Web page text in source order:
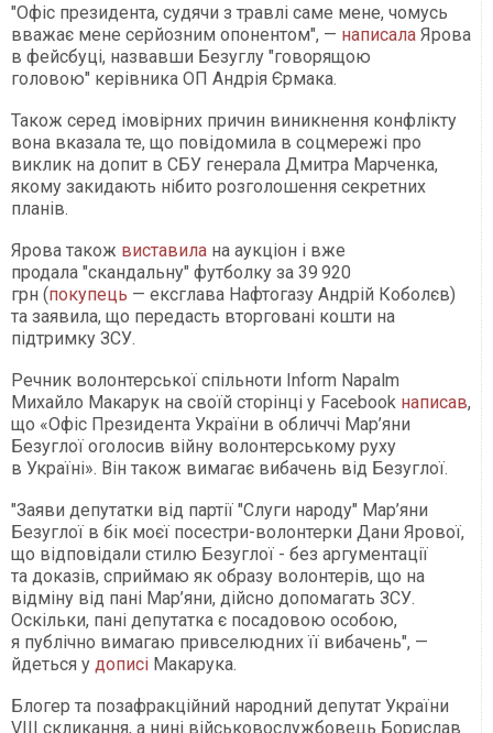
"Офіс президента, судячи з травлі саме мене, чомусь
вважає мене серйозним опонентом", — написала Ярова
в фейсбуці, назвавши Безуглу "говорящою
головою" керівника ОП Андрія Єрмака.
Також серед імовірних причин виникнення конфлікту
вона вказала те, що повідомила в соцмережі про
виклик на допит в СБУ генерала Дмитра Марченка,
якому закидають нібито розголошення секретних
планів.
Ярова також виставила на аукціон і вже
продала "скандальну" футболку за 39 920
грн (покупець — ексглава Нафтогазу Андрій Коболєв)
та заявила, що передасть вторговані кошти на
підтримку ЗСУ.
Речник волонтерської спільноти Inform Napalm
Михайло Макарук на своїй сторінці у Facebook написав,
що «Офіс Президента України в обличчі Мар’яни
Безуглої оголосив війну волонтерському руху
в Україні». Він також вимагає вибачень від Безуглої.
"Заяви депутатки від партії "Слуги народу" Мар’яни
Безуглої в бік моєї посестри-волонтерки Дани Ярової,
що відповідали стилю Безуглої - без аргументації
та доказів, сприймаю як образу волонтерів, що на
відміну від пані Мар’яни, дійсно допомагать ЗСУ.
Оскільки, пані депутатка є посадовою особою,
я публічно вимагаю привселюдних її вибачень", —
йдеться у дописі Макарука.
Блогер та позафракційний народний депутат України
VIII скликання, а нині військовослужбовець Борислав